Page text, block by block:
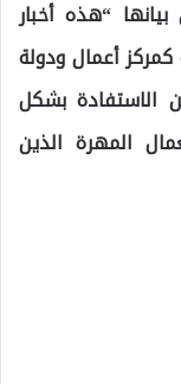
“هذه أخبار
كمركز أعمال ودولة
الاستفادة بشكل
المهرة الذين